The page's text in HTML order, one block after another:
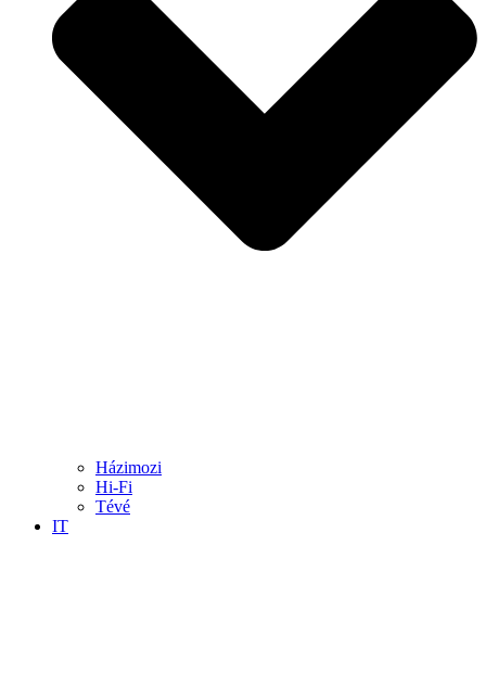
Házimozi
Hi-Fi
Tévé
IT